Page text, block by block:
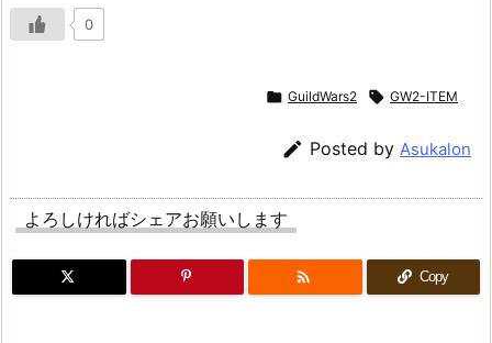
0
 GuildWars2  GW2-ITEM
 Posted by Asukalon
よろしければシェアお願いします
 Copy